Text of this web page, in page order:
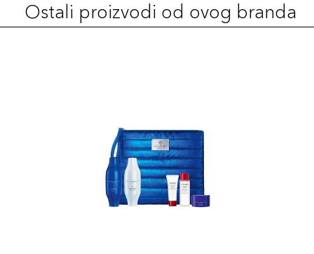
Ostali proizvodi od ovog branda